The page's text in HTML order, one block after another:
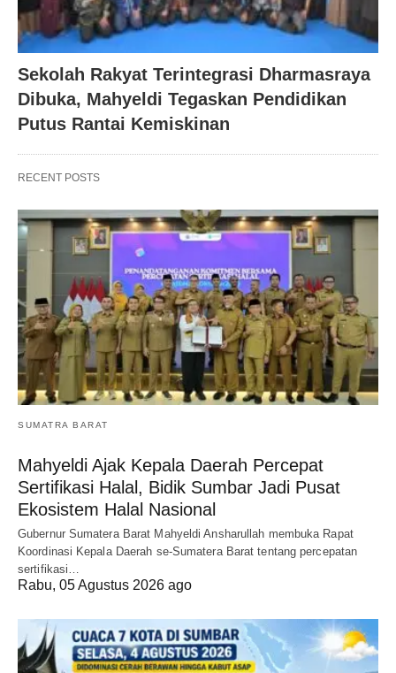
Sekolah Rakyat Terintegrasi Dharmasraya
Dibuka, Mahyeldi Tegaskan Pendidikan
Putus Rantai Kemiskinan
RECENT POSTS
SUMATRA BARAT
Mahyeldi Ajak Kepala Daerah Percepat
Sertifikasi Halal, Bidik Sumbar Jadi Pusat
Ekosistem Halal Nasional
Gubernur Sumatera Barat Mahyeldi Ansharullah membuka Rapat
Koordinasi Kepala Daerah se-Sumatera Barat tentang percepatan
sertifikasi…
Rabu, 05 Agustus 2026 ago